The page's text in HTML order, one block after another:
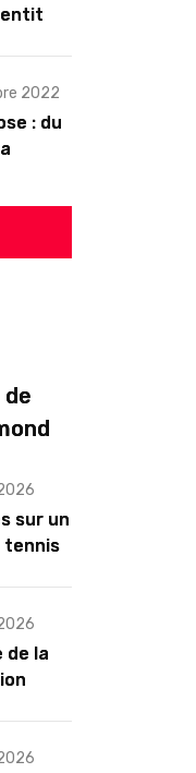
2022
: du
! Un
riche
sur un
tennis
de la